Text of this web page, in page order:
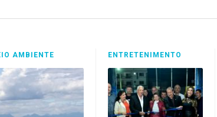
AMBIENTE ENTRETENIMENTO